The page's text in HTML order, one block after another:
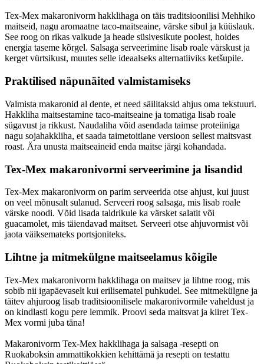
Tex-Mex makaronivorm hakklihaga on täis traditsioonilisi Mehhiko
maitseid, nagu aromaatne taco-maitseaine, värske sibul ja küüslauk.
See roog on rikas valkude ja heade süsivesikute poolest, hoides
energia taseme kõrgel. Salsaga serveerimine lisab roale värskust ja
kerget vürtsikust, muutes selle ideaalseks alternatiiviks ketšupile.
Praktilised näpunäited valmistamiseks
Valmista makaronid al dente, et need säilitaksid ahjus oma tekstuuri.
Hakkliha maitsestamine taco-maitseaine ja tomatiga lisab roale
sügavust ja rikkust. Naudaliha võid asendada taimse proteiiniga
nagu sojahakkliha, et saada taimetoitlane versioon sellest maitsvast
roast. Ära unusta maitseaineid enda maitse järgi kohandada.
Tex-Mex makaronivormi serveerimine ja lisandid
Tex-Mex makaronivorm on parim serveerida otse ahjust, kui juust
on veel mõnusalt sulanud. Serveeri roog salsaga, mis lisab roale
värske noodi. Võid lisada taldrikule ka värsket salatit või
guacamolet, mis täiendavad maitset. Serveeri otse ahjuvormist või
jaota väiksemateks portsjoniteks.
Lihtne ja mitmekülgne maitseelamus kõigile
Tex-Mex makaronivorm hakklihaga on maitsev ja lihtne roog, mis
sobib nii igapäevaselt kui erilisematel puhkudel. See mitmekülgne ja
täitev ahjuroog lisab traditsioonilisele makaronivormile vaheldust ja
on kindlasti kogu pere lemmik. Proovi seda maitsvat ja kiiret Tex-
Mex vormi juba täna!
Makaronivorm Tex-Mex hakklihaga ja salsaga -resepti on
Ruokaboksin ammattikokkien kehittämä ja resepti on testattu